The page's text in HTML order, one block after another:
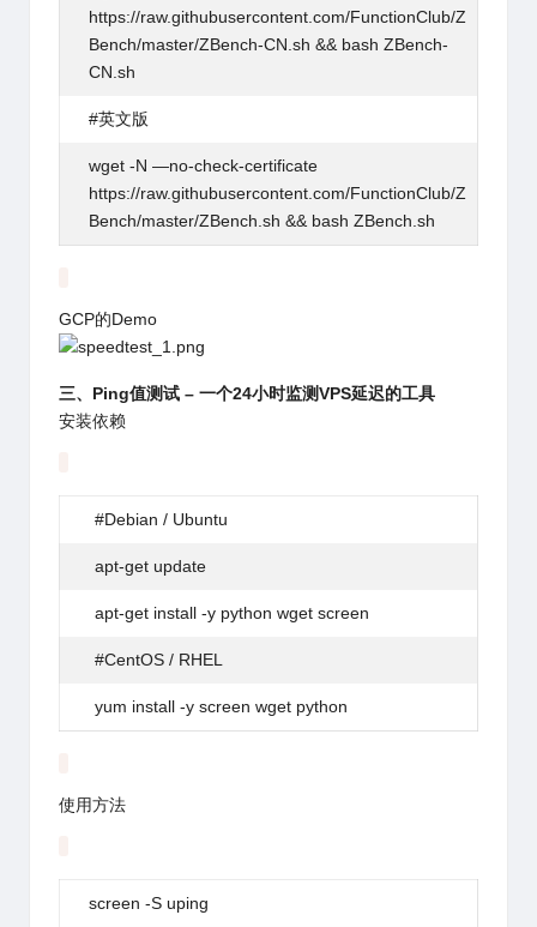
https://raw.githubusercontent.com/FunctionClub/Z
Bench/master/ZBench-CN.sh && bash ZBench-
CN.sh
#英文版
wget -N —no-check-certificate
https://raw.githubusercontent.com/FunctionClub/Z
Bench/master/ZBench.sh && bash ZBench.sh
GCP的Demo
三、Ping值测试 – 一个24小时监测VPS延迟的工具
安装依赖
#Debian / Ubuntu
apt-get update
apt-get install -y python wget screen
#CentOS / RHEL
yum install -y screen wget python
使用方法
screen -S uping